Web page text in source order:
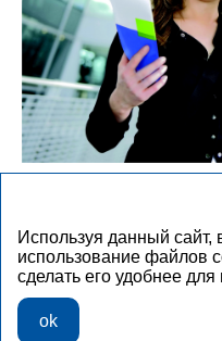
Дата последнего
Используя данный сайт,
использование файлов
сделать его удобнее для
ok